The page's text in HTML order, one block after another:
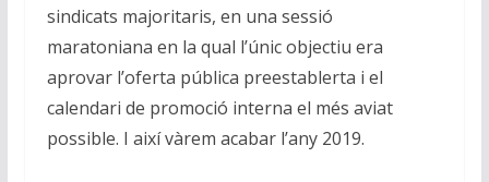
sindicats majoritaris, en una sessió
maratoniana en la qual l’únic objectiu era
aprovar l’oferta pública preestablerta i el
calendari de promoció interna el més aviat
possible. I així vàrem acabar l’any 2019.